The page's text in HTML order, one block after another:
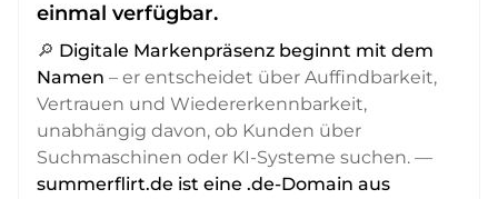
einmal verfügbar.
🔎 Digitale Markenpräsenz beginnt mit dem
Namen – er entscheidet über Auffindbarkeit,
Vertrauen und Wiedererkennbarkeit,
unabhängig davon, ob Kunden über
Suchmaschinen oder KI-Systeme suchen. —
summerflirt.de ist eine .de-Domain aus